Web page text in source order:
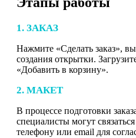
1. ЗАКАЗ
Нажмите «Сделать заказ»,
создания открытки.
«Добавить в корзину».
2. МАКЕТ
В процессе подготовки
специалисты могут
телефону или email для